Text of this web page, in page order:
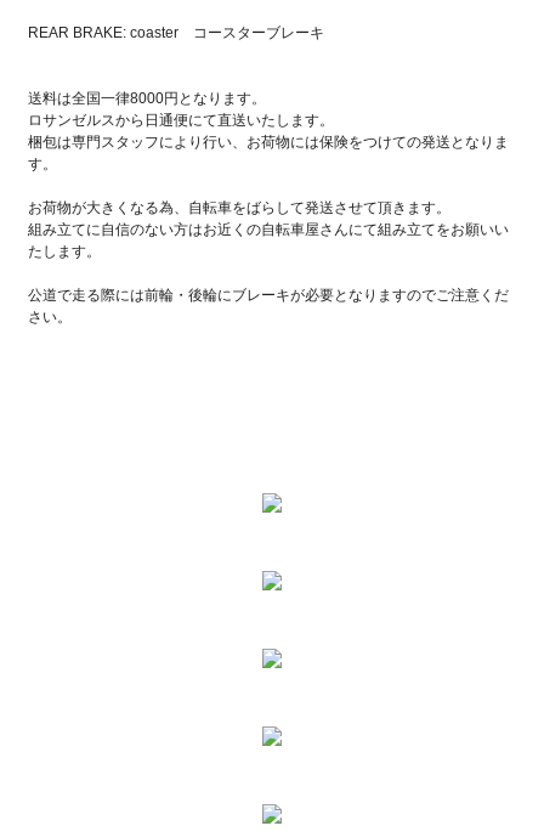
REAR BRAKE: coaster コースターブレーキ
送料は全国一律8000円となります。
ロサンゼルスから日通便にて直送いたします。
梱包は専門スタッフにより行い、お荷物には保険をつけての発送となりま
す。
お荷物が大きくなる為、自転車をばらして発送させて頂きます。
組み立てに自信のない方はお近くの自転車屋さんにて組み立てをお願いい
たします。
公道で走る際には前輪・後輪にブレーキが必要となりますのでご注意くだ
さい。